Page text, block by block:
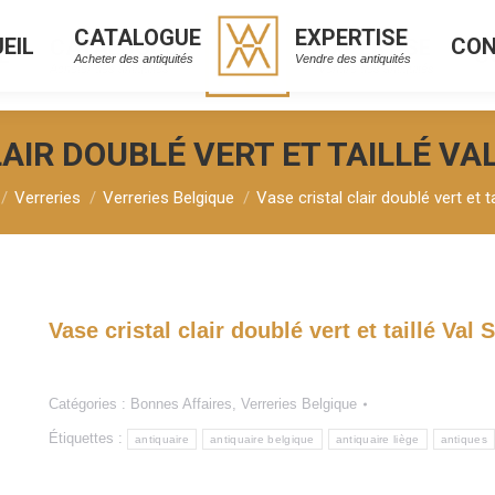
CATALOGUE
Acheter des antiquités
EXPERTISE
Vendre des antiquités
DOUBLÉ VERT ET TAILLÉ
Verreries Verreries Belgique Vase cristal clair doublé vert et
Vase cristal clair doublé vert et taillé Val
Catégories : Bonnes Affaires, Verreries Belgique
Étiquettes : antiquaire antiquaire belgique antiquaire liège antiques
CATALOGUE
Acheter des antiquités
EXPERTISE
Vendre des antiquités